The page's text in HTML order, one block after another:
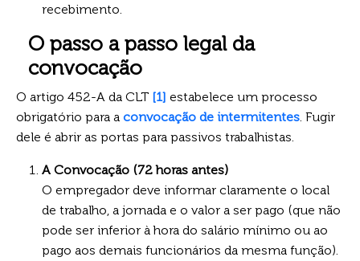
recebimento.
O passo a passo legal da
convocação
O artigo 452-A da CLT [1] estabelece um processo
obrigatório para a convocação de intermitentes. Fugir
dele é abrir as portas para passivos trabalhistas.
A Convocação (72 horas antes)
O empregador deve informar claramente o local
de trabalho, a jornada e o valor a ser pago (que não
pode ser inferior à hora do salário mínimo ou ao
pago aos demais funcionários da mesma função).